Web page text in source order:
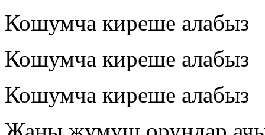
Кошумча киреше алабыз
Кошумча киреше алабыз
Кошумча киреше алабыз